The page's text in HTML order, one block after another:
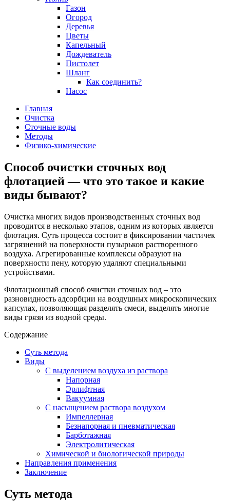
Газон
Огород
Деревья
Цветы
Капельный
Дождеватель
Пистолет
Шланг
Как соединить?
Насос
Главная
Очистка
Сточные воды
Методы
Физико-химические
Способ очистки сточных вод
флотацией — что это такое и какие
виды бывают?
Очистка многих видов производственных сточных вод
проводится в несколько этапов, одним из которых является
флотация. Суть процесса состоит в фиксировании частичек
загрязнений на поверхности пузырьков растворенного
воздуха. Агрегированные комплексы образуют на
поверхности пену, которую удаляют специальными
устройствами.
Флотационный способ очистки сточных вод – это
разновидность адсорбции на воздушных микроскопических
капсулах, позволяющая разделять смеси, выделять многие
виды грязи из водной среды.
Содержание
Суть метода
Виды
С выделением воздуха из раствора
Напорная
Эрлифтная
Вакуумная
С насыщением раствора воздухом
Импеллерная
Безнапорная и пневматическая
Барботажная
Электролитическая
Химической и биологической природы
Направления применения
Заключение
Суть метода